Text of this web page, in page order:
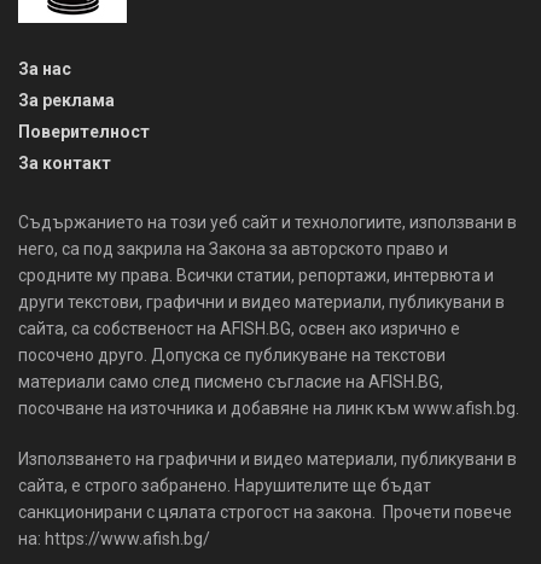
За нас
За реклама
Поверителност
За контакт
Съдържанието на този уеб сайт и технологиите, използвани в
него, са под закрила на Закона за авторското право и
сродните му права. Всички статии, репортажи, интервюта и
други текстови, графични и видео материали, публикувани в
сайта, са собственост на AFISH.BG, освен ако изрично е
посочено друго. Допуска се публикуване на текстови
материали само след писмено съгласие на AFISH.BG,
посочване на източника и добавяне на линк към www.afish.bg.
Използването на графични и видео материали, публикувани в
сайта, е строго забранено. Нарушителите ще бъдат
санкционирани с цялата строгост на закона. Прочети повече
на: https://www.afish.bg/